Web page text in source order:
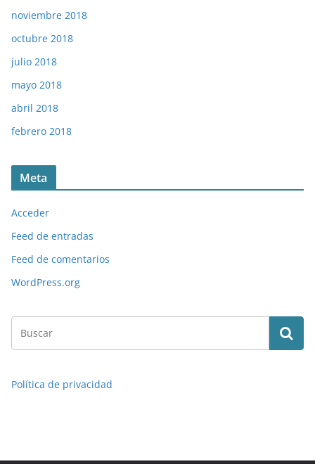
noviembre 2018
octubre 2018
julio 2018
mayo 2018
abril 2018
febrero 2018
Meta
Acceder
Feed de entradas
Feed de comentarios
WordPress.org
Política de privacidad